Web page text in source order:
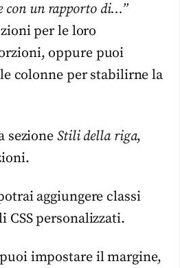
con un rapporto di…”
per le loro
oppure puoi
colonne per stabilirne la
sezione Stili della riga,
aggiungere classi
CSS personalizzati.
impostare il margine,